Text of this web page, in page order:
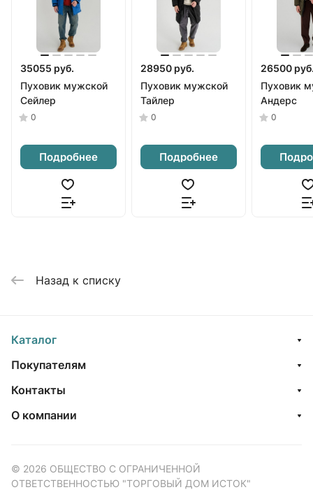
35055 руб.
Пуховик мужской
Сейлер
0
Подробнее
28950 руб.
Пуховик мужской
Тайлер
0
Подробнее
26500
Пуховик
Андерс
0
Назад к списку
Каталог
Покупателям
Контакты
О компании
© 2026 ОБЩЕСТВО С ОГРАНИЧЕННОЙ
ОТВЕТСТВЕННОСТЬЮ "ТОРГОВЫЙ ДОМ ИСТОК"